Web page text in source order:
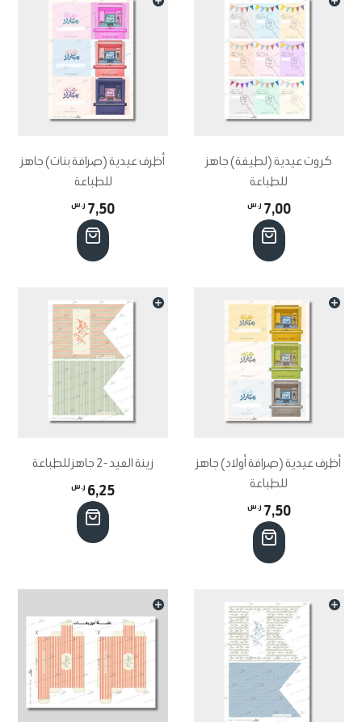
كروت عيدية (لطيفة) جاهز
للطباعة
7,00 ر.س
أظرف عيدية (صرافة بنات) جاهز
للطباعة
7,50 ر.س
أظرف عيدية (صرافة أولاد) جاهز
للطباعة
7,50 ر.س
زينة العيد -2 جاهز للطباعة
6,25 ر.س